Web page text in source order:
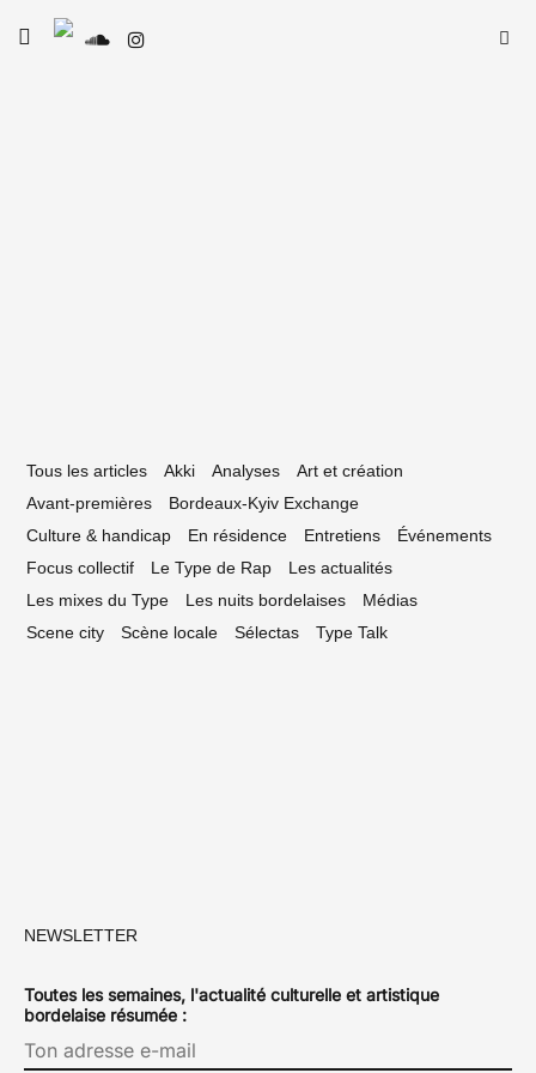
Skip
toggle
Tous les articles Akki Analyses
Art et création
Avant-premières
Bordeaux-Kyiv Exchange
Culture & handicap
En résidence Entretiens
Événements
Focus collectif
Le Type de Rap
Les actualités
Les mixes du Type
Les nuits bordelaises
Médias
Scene city
Scène locale Sélectas Type Talk
NEWSLETTER
Toutes les semaines, l'actualité culturelle et artistique
bordelaise résumée :